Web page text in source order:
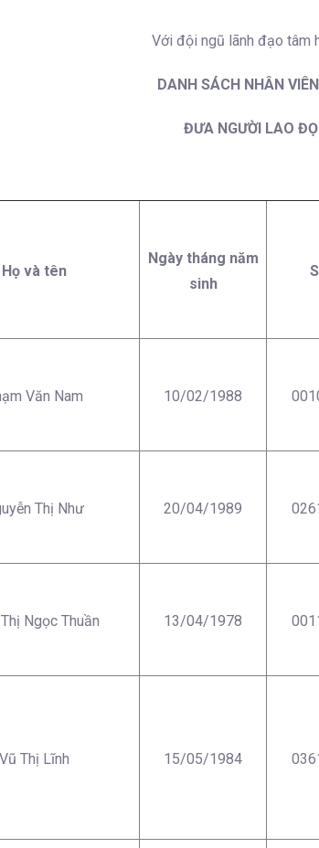
Với đội ngũ lãnh đạo tâm
DANH SÁCH NHÂN
ĐƯA NGƯỜI LAO
Họ và tên
Ngày tháng năm
sinh
Văn Nam 10/02/1988
Thị Như 20/04/1989
Ngọc Thuần 13/04/1978
Vũ Thị Lĩnh 15/05/1984